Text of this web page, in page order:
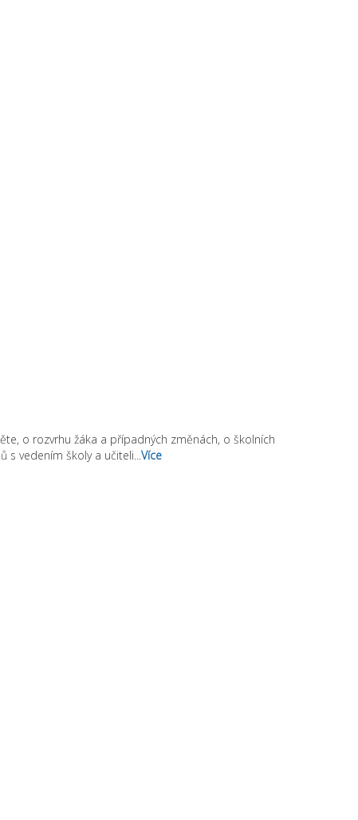
o rozvrhu žáka a případných změnách, o školních
s vedením školy a učiteli...Více